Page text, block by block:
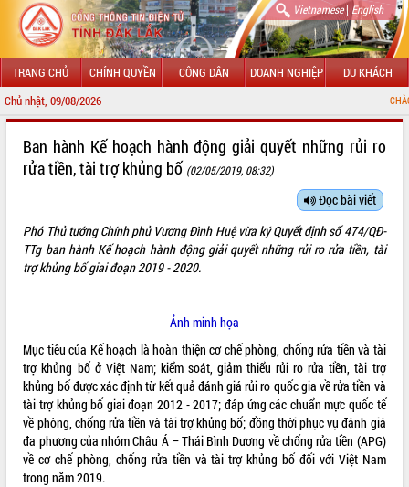
Vietnamese| English
TRANG CHỦ CHÍNH QUYỀN CÔNG DÂN DOANH NGHIỆP DU KHÁCH
Chủ nhật, 09/08/2026 CHÀO MỪNG
LÃNH ĐẠO UBND TỈNH
SỞ, BAN, NGÀNH
HỆ THỐNG VĂN BẢN
VĂN BẢN HĐND TỈNH
ĐIỂM TIN VĂN BẢN
QUY HOẠCH - KẾ HOẠCH
Ban hành Kế hoạch hành động giải quyết những rủi ro
rửa tiền, tài trợ khủng bố (02/05/2019, 08:32)
Đọc bài viết
Phó Thủ tướng Chính phủ Vương Đình Huệ vừa ký Quyết định số 474/QĐ-
TTg ban hành Kế hoạch hành động giải quyết những rủi ro rửa tiền, tài
trợ khủng bố giai đoạn 2019 - 2020.
Ảnh minh họa
Mục tiêu của Kế hoạch là hoàn thiện cơ chế phòng, chống rửa tiền và tài
trợ khủng bố ở Việt Nam; kiểm soát, giảm thiểu rủi ro rửa tiền, tài trợ
khủng bố được xác định từ kết quả đánh giá rủi ro quốc gia về rửa tiền và
tài trợ khủng bố giai đoạn 2012 - 2017; đáp ứng các chuẩn mực quốc tế
về phòng, chống rửa tiền và tài trợ khủng bố; đồng thời phục vụ đánh giá
đa phương của nhóm Châu Á – Thái Bình Dương về chống rửa tiền (APG)
về cơ chế phòng, chống rửa tiền và tài trợ khủng bố đối với Việt Nam
trong năm 2019.